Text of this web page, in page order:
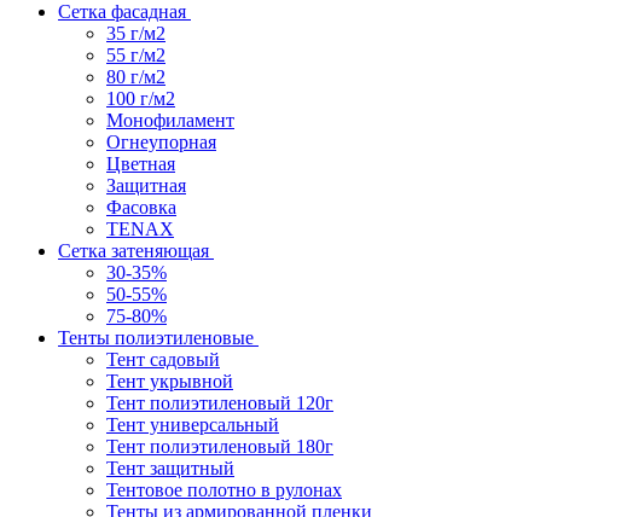
Сетка фасадная
35 г/м2
55 г/м2
80 г/м2
100 г/м2
Монофиламент
Огнеупорная
Цветная
Защитная
Фасовка
TENAX
Сетка затеняющая
30-35%
50-55%
75-80%
Тенты полиэтиленовые
Тент садовый
Тент укрывной
Тент полиэтиленовый 120г
Тент универсальный
Тент полиэтиленовый 180г
Тент защитный
Тентовое полотно в рулонах
Тенты из армированной пленки